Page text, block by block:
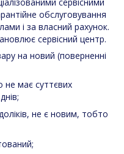
обслуговування
і за власний рахунок.
сервісний центр.
на новий (поверненні
має суттєвих
не є новим, тобто